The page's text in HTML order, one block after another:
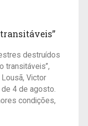
transitáveis”
destruídos
transitáveis”,
Victor
de 4 de agosto.
condições,